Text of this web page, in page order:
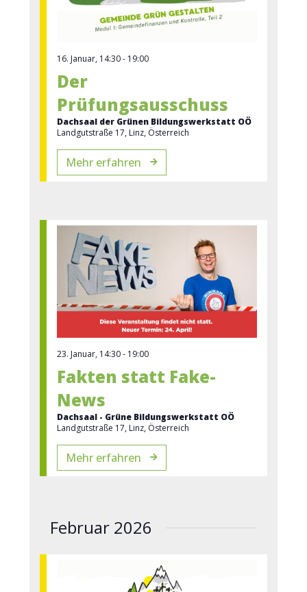
16. Januar, 14:30- 19:00
Der
Prüfungsausschuss
Dachsaal der Grünen Bildungswerkstatt OÖ
Landgutstraße 17, Linz, Österreich
Mehr erfahren
23. Januar, 14:30- 19:00
Fakten statt Fake-
News
Dachsaal - Grüne Bildungswerkstatt OÖ
Landgutstraße 17, Linz, Österreich
Mehr erfahren
Februar 2026